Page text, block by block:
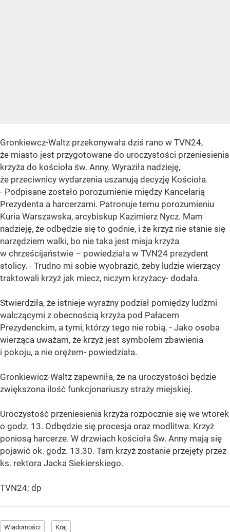
Gronkiewcz-Waltz przekonywała dziś rano w TVN24,
że miasto jest przygotowane do uroczystości przeniesienia
krzyża do kościoła św. Anny. Wyraziła nadzieję,
że przeciwnicy wydarzenia uszanują decyzję Kościoła.
- Podpisane zostało porozumienie między Kancelarią
Prezydenta a harcerzami. Patronuje temu porozumieniu
Kuria Warszawska, arcybiskup Kazimierz Nycz. Mam
nadzieję, że odbędzie się to godnie, i że krzyż nie stanie się
narzędziem walki, bo nie taka jest misja krzyża
w chrześcijaństwie – powiedziała w TVN24 prezydent
stolicy. - Trudno mi sobie wyobrazić, żeby ludzie wierzący
traktowali krzyż jak miecz, niczym krzyżacy- dodała.
Stwierdziła, że istnieje wyraźny podział pomiędzy ludźmi
walczącymi z obecnością krzyża pod Pałacem
Prezydenckim, a tymi, którzy tego nie robią. - Jako osoba
wierząca uważam, że krzyż jest symbolem zbawienia
i pokoju, a nie orężem- powiedziała.
Gronkiewicz-Waltz zapewniła, że na uroczystości będzie
zwiększona ilość funkcjonariuszy straży miejskiej.
Uroczystość przeniesienia krzyża rozpocznie się we wtorek
o godz. 13. Odbędzie się procesja oraz modlitwa. Krzyż
poniosą harcerze. W drzwiach kościoła Św. Anny mają się
pojawić ok. godz. 13.30. Tam krzyż zostanie przejęty przez
ks. rektora Jacka Siekierskiego.
TVN24; dp
Wiadomości Kraj